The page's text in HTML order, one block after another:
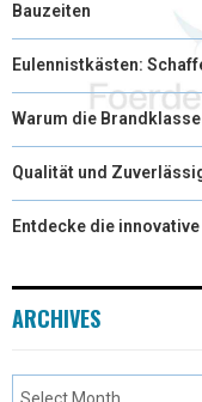
Bauzeiten
Eulennistkästen:
Warum die
Qualität und
Entdecke die
ARCHIVES